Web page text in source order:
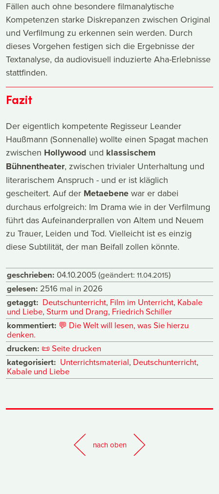
Fällen auch ohne besondere filmanalytische
Kompetenzen starke Diskrepanzen zwischen Original
und Verfilmung zu erkennen sein werden. Durch
dieses Vorgehen festigen sich die Ergebnisse der
Textanalyse, da audiovisuell induzierte Aha-Erlebnisse
stattfinden.
Fazit
Der eigentlich kompetente Regisseur Leander
Haußmann (Sonnenalle) wollte einen Spagat machen
zwischen Hollywood und klassischem
Bühnentheater, zwischen trivialer Unterhaltung und
literarischem Anspruch - und er ist kläglich
gescheitert. Auf der Metaebene war er dabei
durchaus erfolgreich: Im Drama wie in der Verfilmung
führt das Aufeinanderprallen von Altem und Neuem
zu Trauer, Leiden und Tod. Vielleicht ist es einzig
diese Subtilität, der man Beifall zollen könnte.
geschrieben: 04.10.2005 (geändert: 11.04.2015)
gelesen: 2516 mal in 2026
getaggt: Deutschunterricht, Film im Unterricht, Kabale
und Liebe,Sturm und Drang, Friedrich Schiller
kommentiert: 💬 Die Welt will lesen, was Sie hierzu
denken.
drucken: 📜 Seite drucken
kategorisiert: Unterrichtsmaterial, Deutschunterricht,
Kabale und Liebe
nach oben